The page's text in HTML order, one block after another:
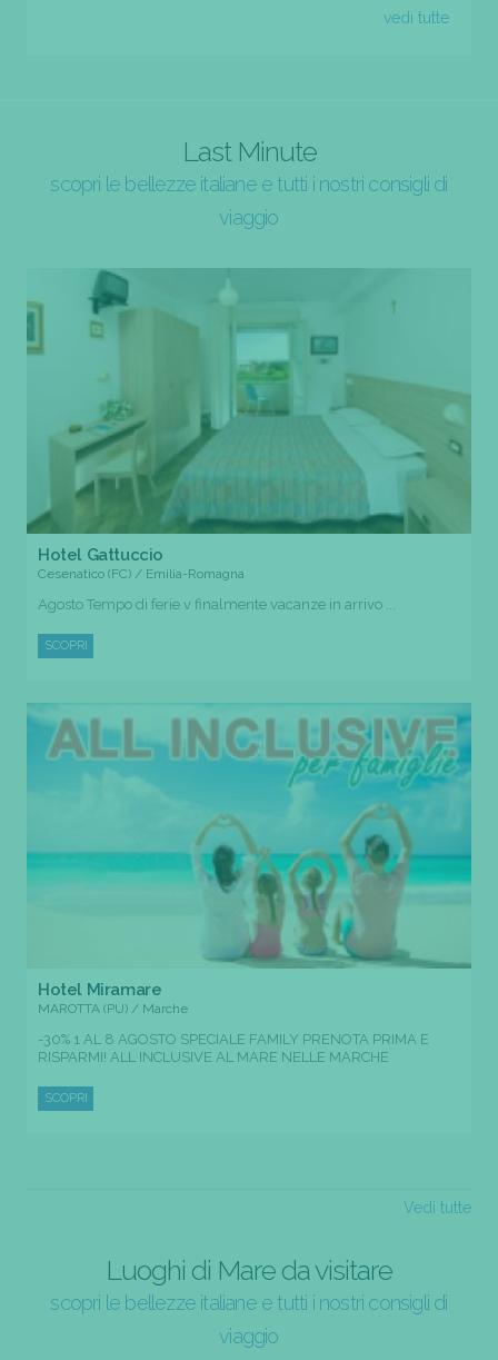
vedi tutte
Last Minute
scopri le bellezze italiane e tutti i nostri consigli di
viaggio
Hotel Gattuccio
Cesenatico (FC) / Emilia-Romagna
Agosto Tempo di ferie v finalmente vacanze in arrivo ...
SCOPRI
Hotel Miramare
MAROTTA (PU) / Marche
-30% 1 AL 8 AGOSTO SPECIALE FAMILY PRENOTA PRIMA E
RISPARMI! ALL INCLUSIVE AL MARE NELLE MARCHE
SCOPRI
Vedi tutte
Luoghi di Mare da visitare
scopri le bellezze italiane e tutti i nostri consigli di
viaggio